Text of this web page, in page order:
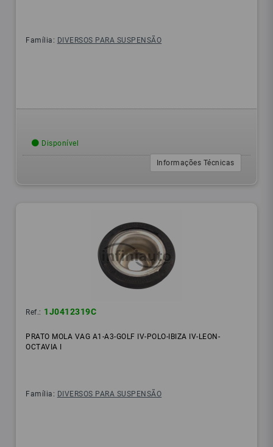
Família: DIVERSOS PARA SUSPENSÃO
Disponível
Informações Técnicas
Ref.: 1J0412319C
PRATO MOLA VAG A1-A3-GOLF IV-POLO-IBIZA IV-LEON-
OCTAVIA I
Família: DIVERSOS PARA SUSPENSÃO